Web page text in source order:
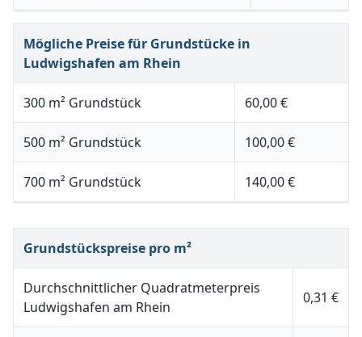
Mögliche Preise für Grundstücke in
Ludwigshafen am Rhein
300 m² Grundstück 60,00 €
500 m² Grundstück 100,00 €
700 m² Grundstück 140,00 €
Grundstückspreise pro m²
Durchschnittlicher Quadratmeterpreis
Ludwigshafen am Rhein
0,31 €